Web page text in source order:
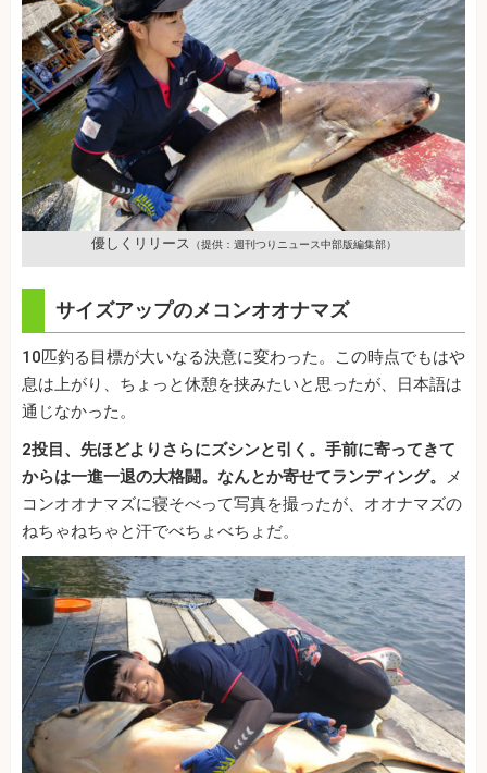
優しくリリース （提供：週刊つりニュース中部版編集部）
サイズアップのメコンオオナマズ
10匹釣る目標が大いなる決意に変わった。この時点でもはや
息は上がり、ちょっと休憩を挟みたいと思ったが、日本語は
通じなかった。
2投目、先ほどよりさらにズシンと引く。手前に寄ってきて
からは一進一退の大格闘。なんとか寄せてランディング。
メ
コンオオナマズに寝そべって写真を撮ったが、オオナマズの
ねちゃねちゃと汗でべちょべちょだ。